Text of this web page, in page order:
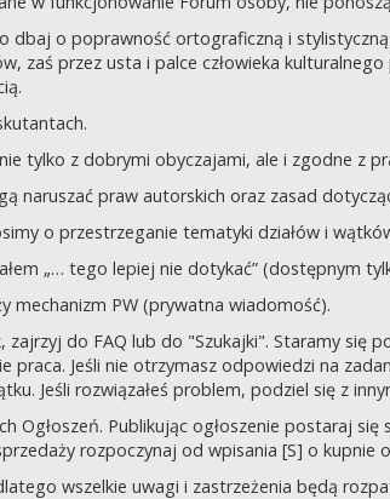
o poprawność ortograficzną i
zaś przez usta i palce człowieka
tylko z dobrymi obyczajami, ale i zgodne z
naruszać praw autorskich oraz zasad
o przestrzeganie tematyki działów i
„… tego lepiej nie dotykać” (dostępnym
mechanizm PW (prywatna wiadomość).
zajrzyj do FAQ lub do "Szukajki". Staramy
Jeśli nie otrzymasz odpowiedzi na
Jeśli rozwiązałeś problem, podziel się z
Ogłoszeń. Publikując ogłoszenie postaraj
rozpoczynaj od wpisania [S] o kupnie
wszelkie uwagi i zastrzeżenia będą